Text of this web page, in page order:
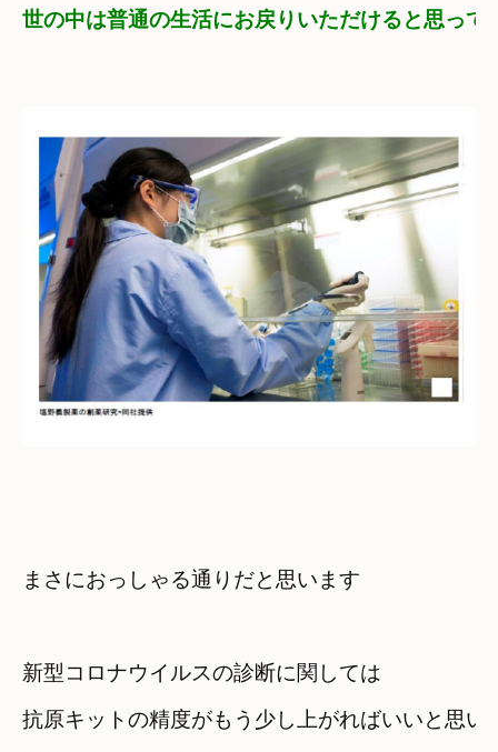
世の中は普通の生活にお戻りいただけると思って
まさにおっしゃる通りだと思います
新型コロナウイルスの診断に関しては
抗原キットの精度がもう少し上がればいいと思い